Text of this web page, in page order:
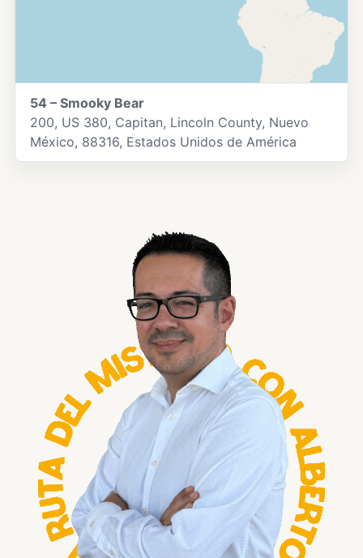
54 – Smooky Bear
200, US 380, Capitan, Lincoln County, Nuevo
México, 88316, Estados Unidos de América